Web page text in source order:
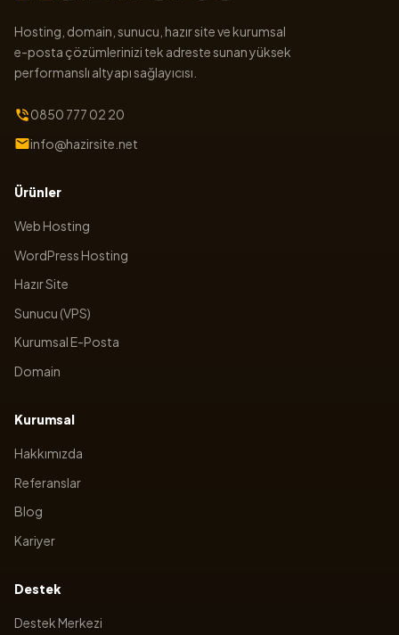
Hosting, domain, sunucu, hazır site ve kurumsal
e-posta çözümlerinizi tek adreste sunan yüksek
performanslı altyapı sağlayıcısı.
0850 777 02 20
info@hazirsite.net
Ürünler
Web Hosting
WordPress Hosting
Hazır Site
Sunucu (VPS)
Kurumsal E-Posta
Domain
Kurumsal
Hakkımızda
Referanslar
Blog
Kariyer
Destek
Destek Merkezi